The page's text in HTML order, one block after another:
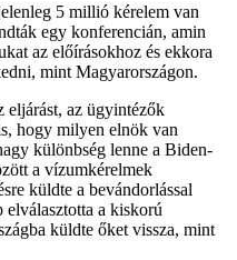
5 millió kérelem van
egy konferencián, amin
az előírásokhoz és ekkora
mint Magyarországon.
eljárást, az ügyintézők
hogy milyen elnök van
különbség lenne a Biden-
a vízumkérelmek
küldte a bevándorlással
a kiskorú
küldte őket vissza, mint